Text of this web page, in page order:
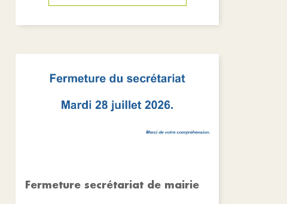
Fermeture secrétariat de mairie